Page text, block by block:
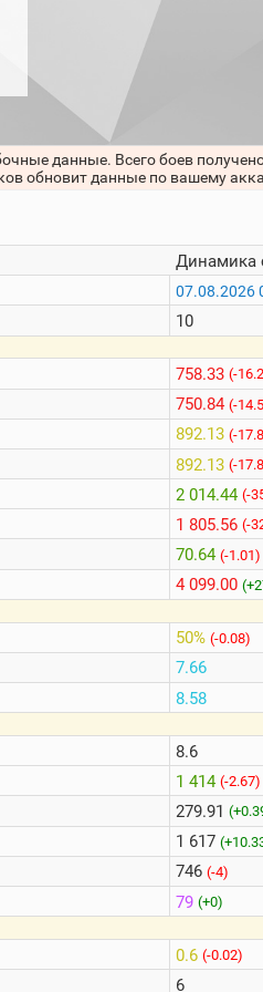
данные. Всего боев
обновит данные по вашему
Динамика
07.08.2026
10
758.33 (-
750.84 (-
892.13 (-
892.13 (-
2 014.44 (-
1 805.56 (-
70.64 (-1.01)
4 099.00
50%(-0.08)
7.66
8.58
8.6
1 414(-2.67)
279.91
1 617
746(-4)
79(+0)
0.6(-0.02)
6